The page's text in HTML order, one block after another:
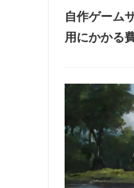
自作ゲーム
用にかかる